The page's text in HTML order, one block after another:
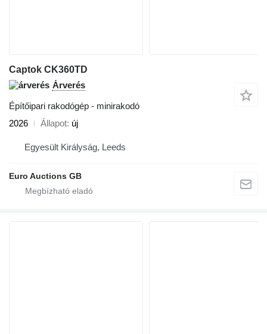
Captok CK360TD
Árverés
Építőipari rakodógép - minirakodó
2026
Állapot új
Egyesült Királyság, Leeds
Euro Auctions GB